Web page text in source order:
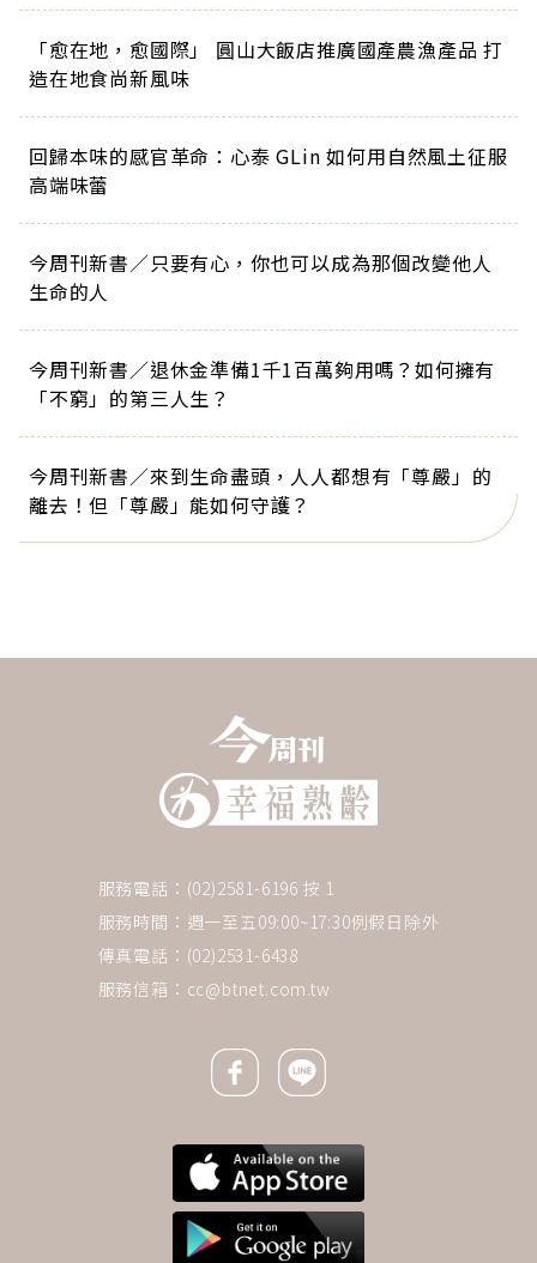
「愈在地，愈國際」 圓山大飯店推廣國產農漁產品 打
造在地食尚新風味
回歸本味的感官革命：心泰 GLin 如何用自然風土征服
高端味蕾
今周刊新書／只要有心，你也可以成為那個改變他人
生命的人
今周刊新書／退休金準備1千1百萬夠用嗎？如何擁有
「不窮」的第三人生？
今周刊新書／來到生命盡頭，人人都想有「尊嚴」的
離去！但「尊嚴」能如何守護？
服務電話：(02)2581-6196 按 1
服務時間：週一至五09:00~17:30例假日除外
傳真電話：(02)2531-6438
服務信箱： cc@btnet.com.tw
Facebook icon
Line icon